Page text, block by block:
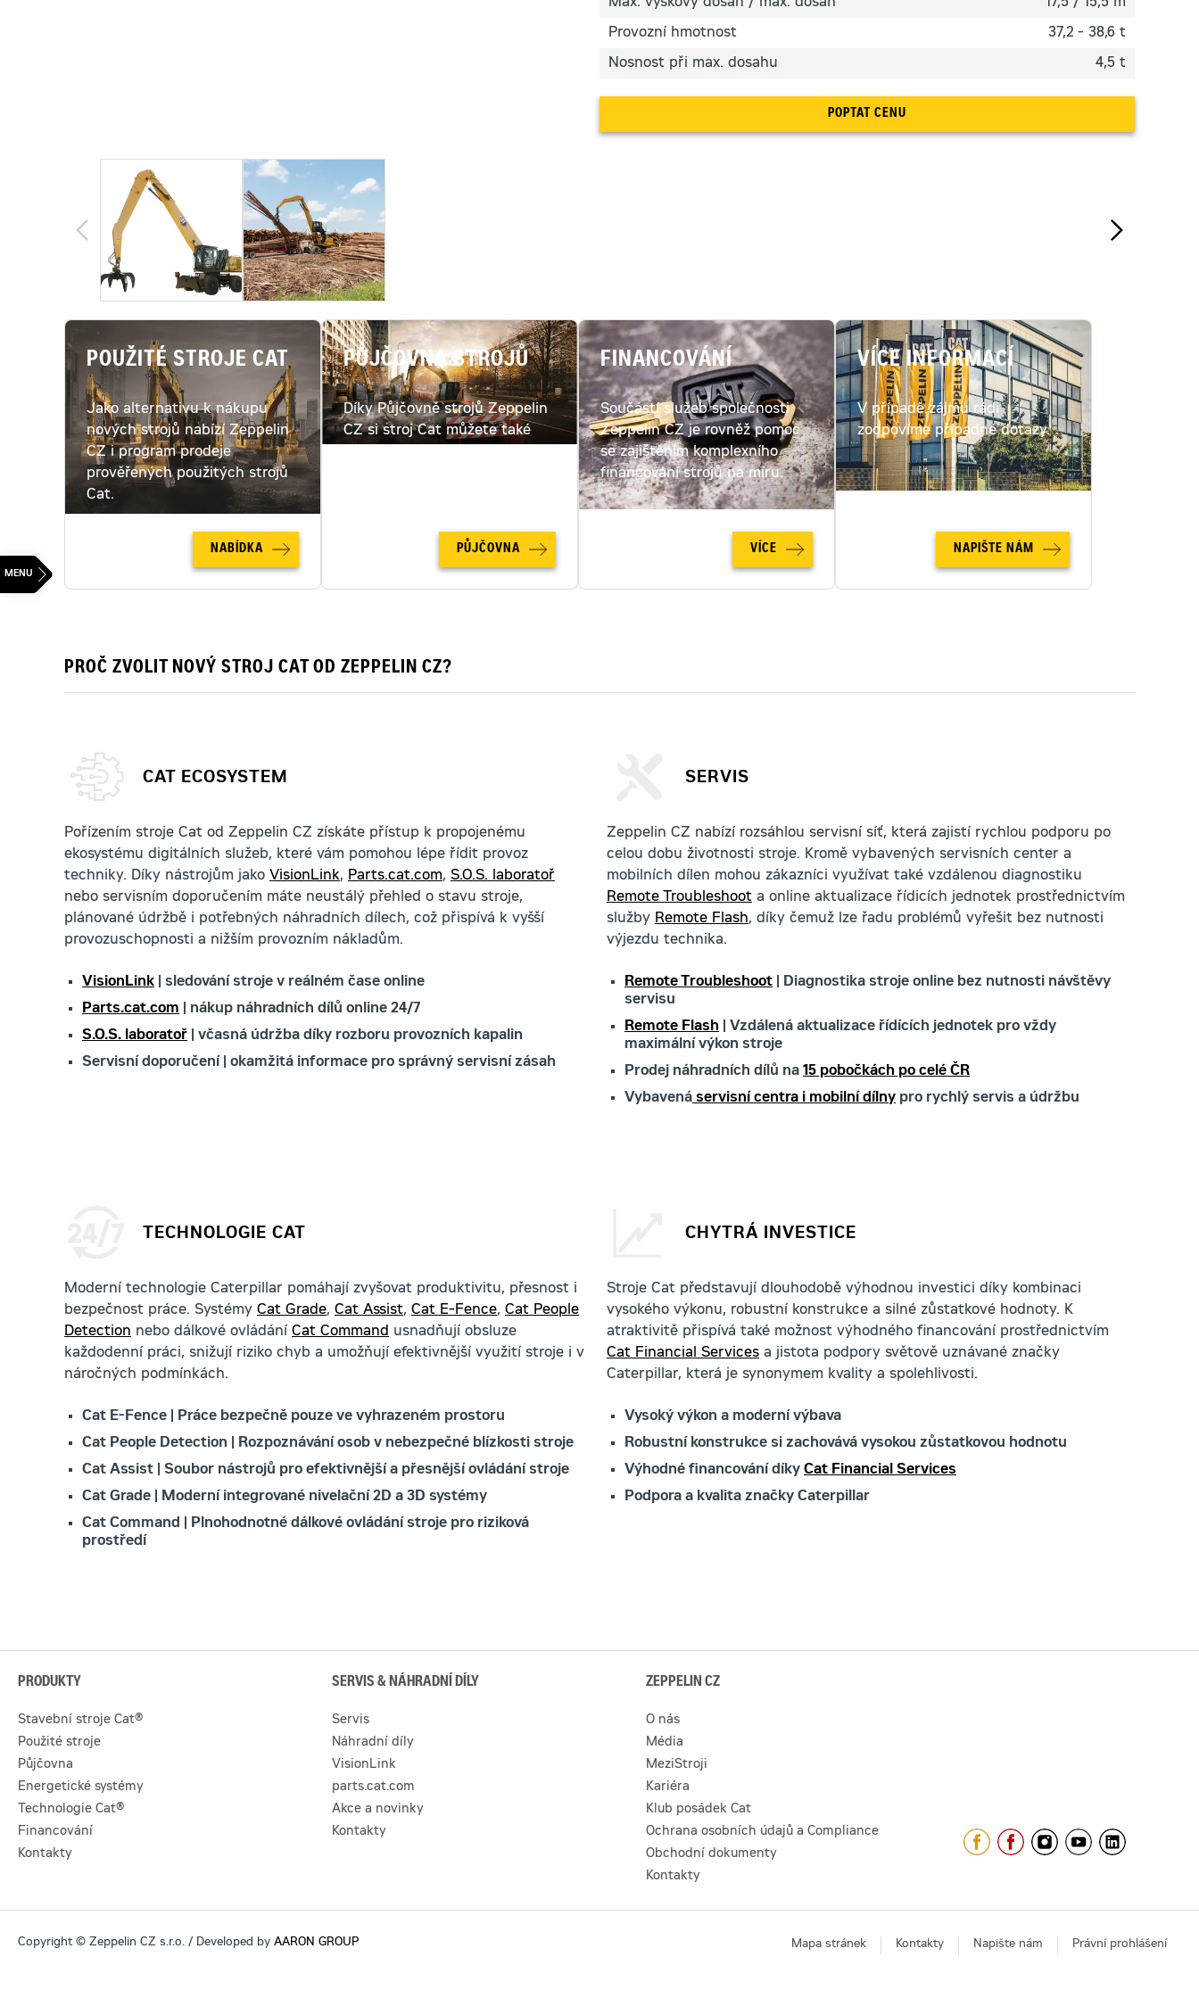
Max. výškový dosah / max. dosah 17,5 / 15,5 m
Provozní hmotnost 37,2 - 38,6 t
Nosnost při max. dosahu 4,5 t
POPTAT CENU
POUŽITÉ STROJE CAT
Jako alternativu k nákupu
nových strojů nabízí Zeppelin
CZ i program prodeje
prověřených použitých strojů
Cat.
NABÍDKA
PŮJČOVNA STROJŮ
Díky Půjčovně strojů Zeppelin
CZ si stroj Cat můžete také
PŮJČOVNA
FINANCOVÁNÍ
Součástí služeb společnosti
Zeppelin CZ je rovněž pomoc
se zajištěním komplexního
financování strojů na míru.
VÍCE
VÍCE INFORMACÍ
V případě zájmu rádi
zodpovíme případné dotazy.
NAPIŠTE NÁM
PROČ ZVOLIT NOVÝ STROJ CAT OD ZEPPELIN CZ?
CAT ECOSYSTEM
Pořízením stroje Cat od Zeppelin CZ získáte přístup k propojenému
ekosystému digitálních služeb, které vám pomohou lépe řídit provoz
techniky. Díky nástrojům jako VisionLink, Parts.cat.com, S.O.S. laboratoř
nebo servisním doporučením máte neustálý přehled o stavu stroje,
plánované údržbě i potřebných náhradních dílech, což přispívá k vyšší
provozuschopnosti a nižším provozním nákladům.
VisionLink | sledování stroje v reálném čase online
Parts.cat.com | nákup náhradních dílů online 24/7
S.O.S. laboratoř | včasná údržba díky rozboru provozních kapalin
Servisní doporučení | okamžitá informace pro správný servisní zásah
SERVIS
Zeppelin CZ nabízí rozsáhlou servisní síť, která zajistí rychlou podporu po
celou dobu životnosti stroje. Kromě vybavených servisních center a
mobilních dílen mohou zákazníci využívat také vzdálenou diagnostiku
Remote Troubleshoot a online aktualizace řídicích jednotek prostřednictvím
služby Remote Flash, díky čemuž lze řadu problémů vyřešit bez nutnosti
výjezdu technika.
Remote Troubleshoot | Diagnostika stroje online bez nutnosti návštěvy
servisu
Remote Flash | Vzdálená aktualizace řídících jednotek pro vždy
maximální výkon stroje
Prodej náhradních dílů na 15 pobočkách po celé ČR
Vybavená servisní centra i mobilní dílny pro rychlý servis a údržbu
TECHNOLOGIE CAT
Moderní technologie Caterpillar pomáhají zvyšovat produktivitu, přesnost i
bezpečnost práce. Systémy Cat Grade, Cat Assist, Cat E-Fence, Cat People
Detection nebo dálkové ovládání Cat Command usnadňují obsluze
každodenní práci, snižují riziko chyb a umožňují efektivnější využití stroje i v
náročných podmínkách.
Cat E-Fence | Práce bezpečně pouze ve vyhrazeném prostoru
Cat People Detection | Rozpoznávání osob v nebezpečné blízkosti stroje
Cat Assist | Soubor nástrojů pro efektivnější a přesnější ovládání stroje
Cat Grade | Moderní integrované nivelační 2D a 3D systémy
Cat Command | Plnohodnotné dálkové ovládání stroje pro riziková
prostředí
CHYTRÁ INVESTICE
Stroje Cat představují dlouhodobě výhodnou investici díky kombinaci
vysokého výkonu, robustní konstrukce a silné zůstatkové hodnoty. K
atraktivitě přispívá také možnost výhodného financování prostřednictvím
Cat Financial Services a jistota podpory světově uznávané značky
Caterpillar, která je synonymem kvality a spolehlivosti.
Vysoký výkon a moderní výbava
Robustní konstrukce si zachovává vysokou zůstatkovou hodnotu
Výhodné financování díky Cat Financial Services
Podpora a kvalita značky Caterpillar
PRODUKTY
Stavební stroje Cat®
Použité stroje
Půjčovna
Energetické systémy
Technologie Cat®
Financování
Kontakty
SERVIS & NÁHRADNÍ DÍLY
Servis
Náhradní díly
VisionLink
parts.cat.com
Akce a novinky
Kontakty
ZEPPELIN CZ
O nás
Média
MeziStroji
Kariéra
Klub posádek Cat
Ochrana osobních údajů a Compliance
Obchodní dokumenty
Kontakty
Copyright © Zeppelin CZ s.r.o. / Developed by AARON GROUP Mapa stránek Kontakty Napište nám Právní prohlášení